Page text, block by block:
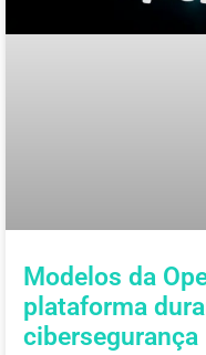
Modelos da
plataforma
cibersegurança